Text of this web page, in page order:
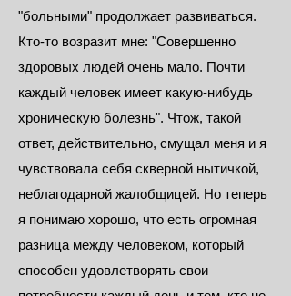
"больными" продолжает развиваться.
Кто-то возразит мне: "Совершенно
здоровых людей очень мало. Почти
каждый человек имеет какую-нибудь
хроническую болезнь". Чтож, такой
ответ, действительно, смущал меня и я
чувствовала себя скверной нытичкой,
неблагодарной жалобщицей. Но теперь
я понимаю хорошо, что есть огромная
разница между человеком, который
способен удовлетворять свои